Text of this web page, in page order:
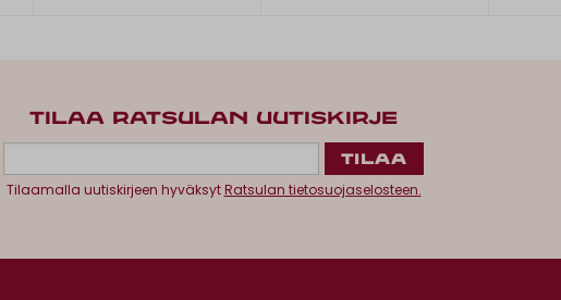
TILAA RATSULAN UUTISKIRJE
Tilaamalla uutiskirjeen hyväksytRatsulan tietosuojaselosteen.